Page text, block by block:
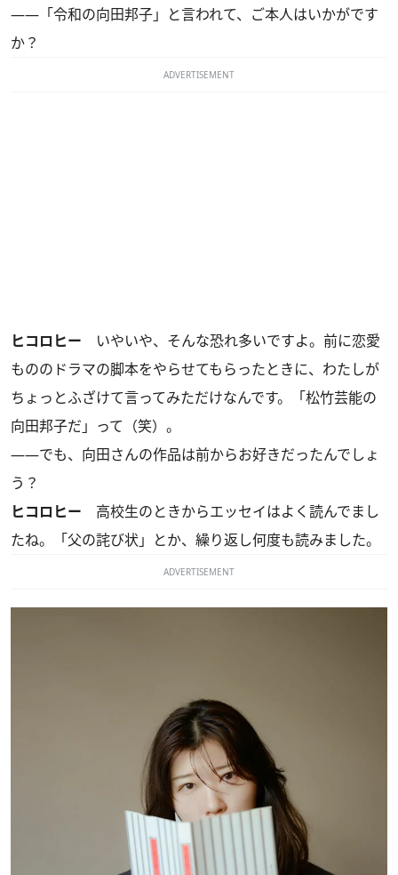
――「令和の向田邦子」と言われて、ご本人はいかがです
か？
ADVERTISEMENT
ヒコロヒー いやいや、そんな恐れ多いですよ。前に恋愛
もののドラマの脚本をやらせてもらったときに、わたしが
ちょっとふざけて言ってみただけなんです。「松竹芸能の
向田邦子だ」って（笑）。
――でも、向田さんの作品は前からお好きだったんでしょ
う？
ヒコロヒー 高校生のときからエッセイはよく読んでまし
たね。「父の詫び状」とか、繰り返し何度も読みました。
ADVERTISEMENT